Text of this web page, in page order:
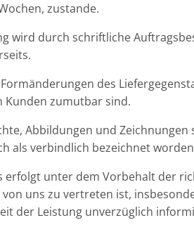
zustande.
wird durch schriftliche
des
Kunden zumutbar sind.
Abbildungen und
als verbindlich bezeichnet
erfolgt unter dem Vorbehalt der
uns zu vertreten ist,
der Leistung unverzüglich